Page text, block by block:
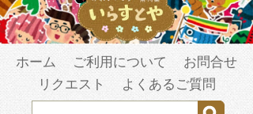
ホーム ご利用について
お問合せ
リクエスト
よくあるご質問